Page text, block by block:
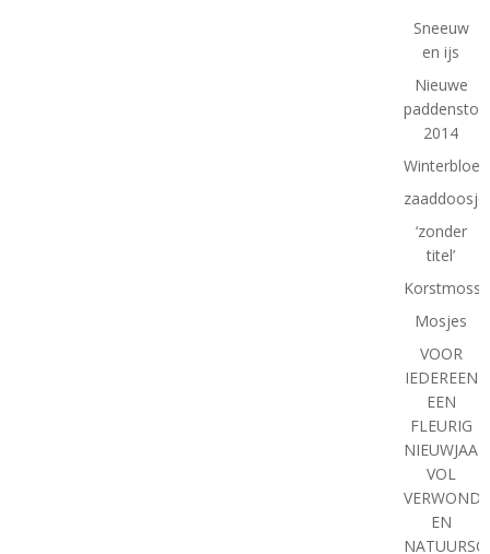
Sneeuw
en ijs
Nieuwe
2014
‘zonder
titel’
Mosjes
VOOR
IEDEREEN
EEN
FLEURIG
VOL
EN